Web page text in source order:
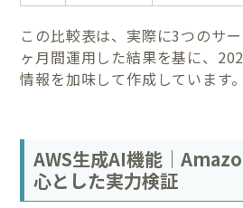
この比較表は、実際に3つのサ
ヶ月間運用した結果を基に、
情報を加味して作成しています。
AWS生成AI機能｜
心とした実力検証